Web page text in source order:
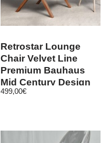
Retrostar Lounge
Chair Velvet Line
Premium Bauhaus
Mid Century Design
499,00€